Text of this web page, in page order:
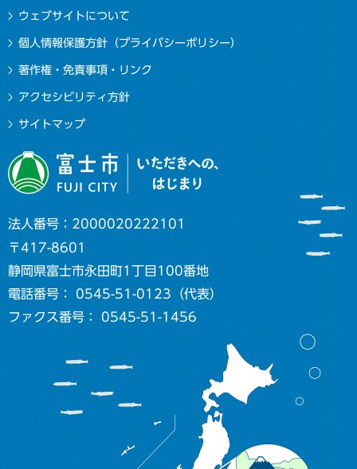
ウェブサイトについて
個人情報保護方針（プライバシーポリシー）
著作権・免責事項・リンク
アクセシビリティ方針
サイトマップ
法人番号：2000020222101
〒417-8601
静岡県富士市永田町1丁目100番地
電話番号： 0545-51-0123（代表）
ファクス番号： 0545-51-1456